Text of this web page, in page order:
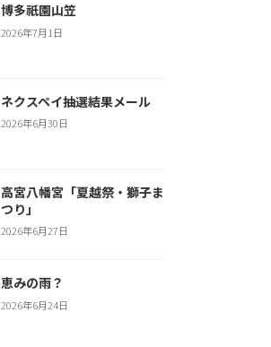
博多祇園山笠
2026年7月1日
ネクスペイ抽選結果メール
2026年6月30日
高宮八幡宮「夏越祭・獅子ま
つり」
2026年6月27日
恵みの雨？
2026年6月24日